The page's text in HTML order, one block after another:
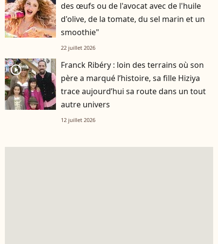
des œufs ou de l'avocat avec de l'huile
d'olive, de la tomate, du sel marin et un
smoothie"
22 juillet 2026
player2
Franck Ribéry : loin des terrains où son
père a marqué l’histoire, sa fille Hiziya
trace aujourd’hui sa route dans un tout
autre univers
12 juillet 2026